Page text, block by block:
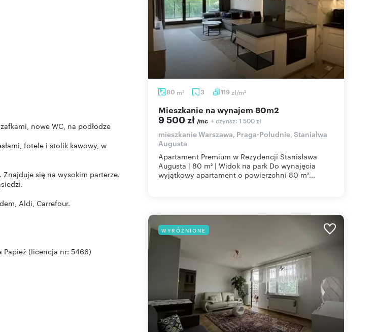
nowe WC, na podłodze
fotele i stolik kawowy, w
się na wysokim parterze.
Aldi, Carrefour.
(licencja nr: 5466)
80 m2 3 119zł/m2
mieszkanie na wynajem 80m2
9 500 zł /mc + czynsz: 1 500 zł
mieszkanie Warszawa, Praga-Południe, Staniałwa
Augusta
Apartament Premium w Rezydencji Stanisława
Augusta | 80 m² | Widok na park Do wynajęcia
wyjątkowy apartament o powierzchni 80 m²...
WYRÓŻNIONE